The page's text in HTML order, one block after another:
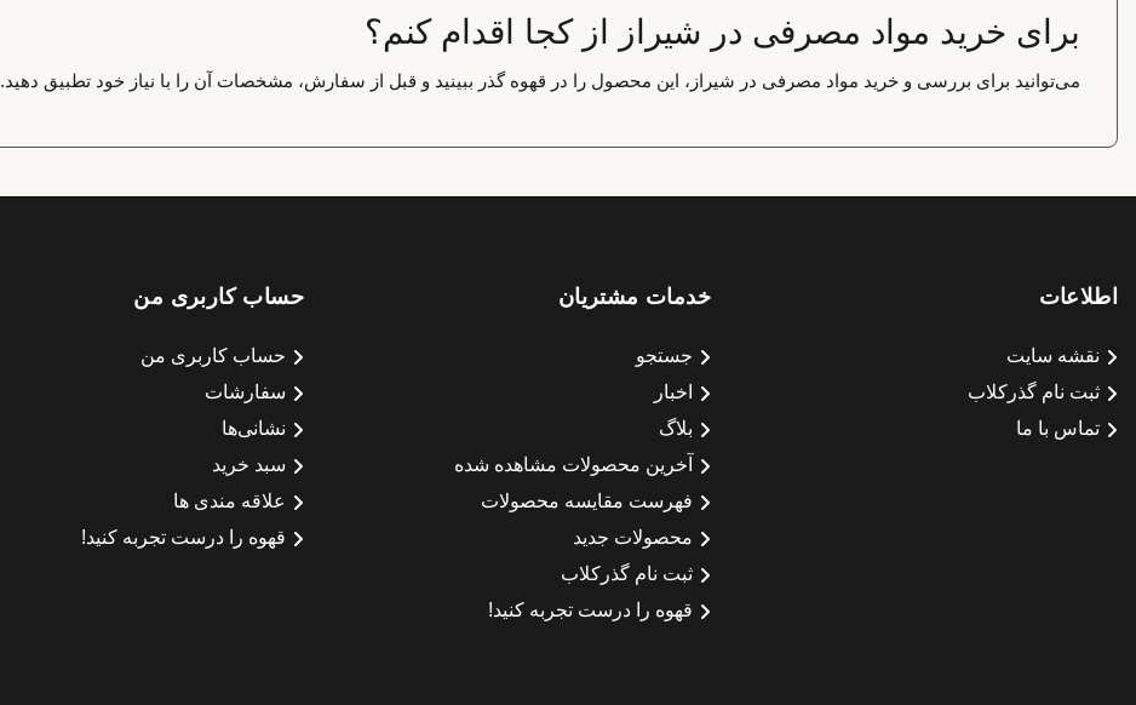
برای خرید مواد مصرفی در شیراز از کجا اقدام کنم؟
می‌توانید برای بررسی و خرید مواد مصرفی در شیراز، این محصول را در قهوه گذر ببینید و قبل از سفارش، مشخصات آن را با نیاز خود تطبیق دهید.
اطلاعات
نقشه سایت
ثبت نام گذرکلاب
تماس با ما
خدمات مشتریان
جستجو
اخبار
بلاگ
آخرین محصولات مشاهده شده
فهرست مقایسه محصولات
محصولات جدید
ثبت نام گذرکلاب
قهوه را درست تجربه کنید!
حساب کاربری من
حساب کاربری من
سفارشات
نشانی‌ها
سبد خرید
علاقه مندی ها
قهوه را درست تجربه کنید!